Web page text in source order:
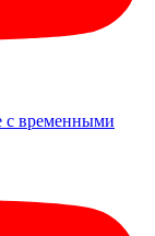
с временными